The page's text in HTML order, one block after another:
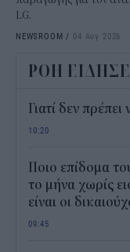
LG.
NEWSROOM / 04 Αυγ 2026
ΡΟΗ
Γιατί δεν
10:20
Ποιο επίδομα
το μήνα χωρίς
είναι οι
09:45